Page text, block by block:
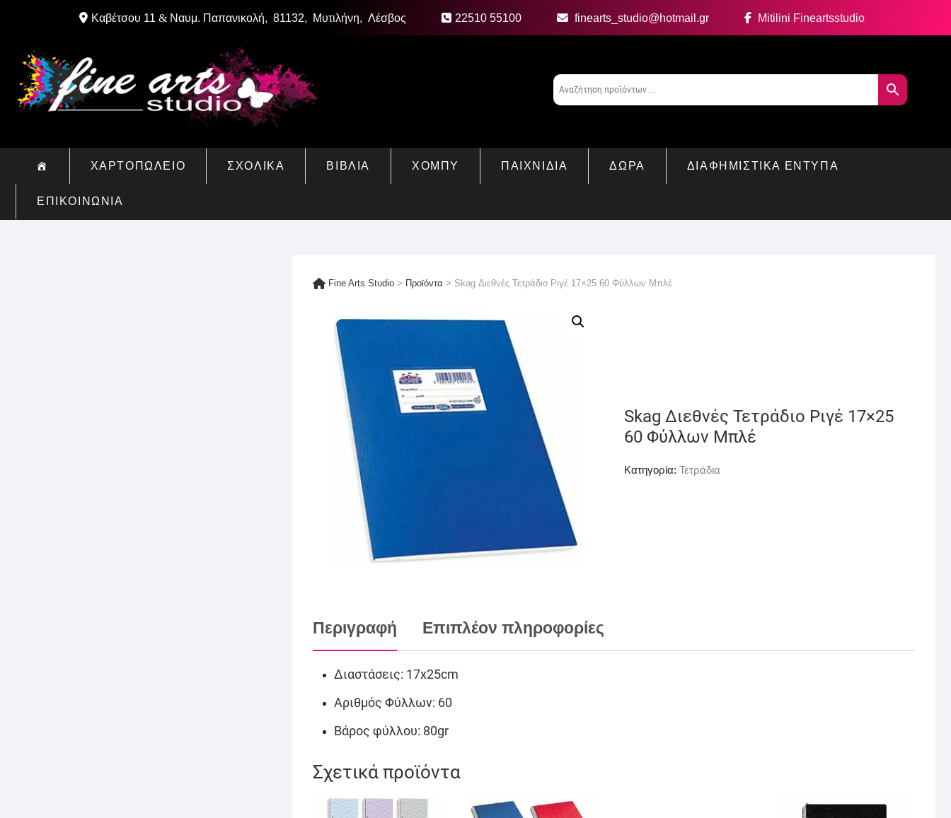
Καβέτσου 11 & Ναυμ. Παπανικολή, 81132, Μυτιλήνη, Λέσβος 22510 55100 finearts_studio@hotmail.gr Mitilini Fineartsstudio
ΧΑΡΤΟΠΩΛΕΙΟ ΣΧΟΛΙΚΑ ΒΙΒΛΙΑ ΧΟΜΠΥ ΠΑΙΧΝΙΔΙΑ ΔΩΡΑ ΔΙΑΦΗΜΙΣΤΙΚΑ ΕΝΤΥΠΑ
ΕΠΙΚΟΙΝΩΝΙΑ
Fine Arts Studio > Προϊόντα > Skag Διεθνές Τετράδιο Ριγέ 17×25 60 Φύλλων Μπλέ
Skag Διεθνές Τετράδιο Ριγέ 17×25
60 Φύλλων Μπλέ
Κατηγορία: Τετράδια
Περιγραφή Επιπλέον πληροφορίες
Διαστάσεις: 17x25cm
Αριθμός Φύλλων: 60
Βάρος φύλλου: 80gr
Σχετικά προϊόντα